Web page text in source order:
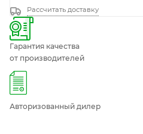
Рассчитать доставку
Гарантия качества
от производителей
Авторизованный дилер